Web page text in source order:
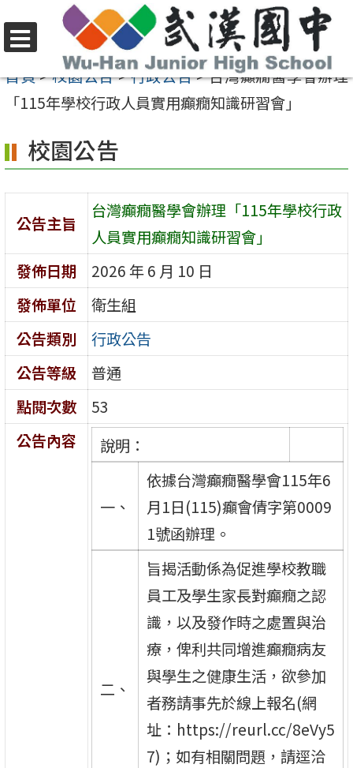
至
容
區
選
單
首頁>校園公告>行政公告>台灣癲癇醫學會辦理
「115年學校行政人員實用癲癇知識研習會」
校園公告
公告主旨
台灣癲癇醫學會辦理「115年學校行政
人員實用癲癇知識研習會」
發佈日期
2026 年 6 月 10 日
發佈單位
衛生組
公告類別
行政公告
公告等級
普通
點閱次數
53
公告內容
說明：
一、
依據台灣癲癇醫學會115年6
月1日(115)癲會倩字第0009
1號函辦理。
二、
旨揭活動係為促進學校教職
員工及學生家長對癲癇之認
識，以及發作時之處置與治
療，俾利共同增進癲癇病友
與學生之健康生活，欲參加
者務請事先於線上報名(網
址：https://reurl.cc/8eVy5
7)；如有相關問題，請逕洽